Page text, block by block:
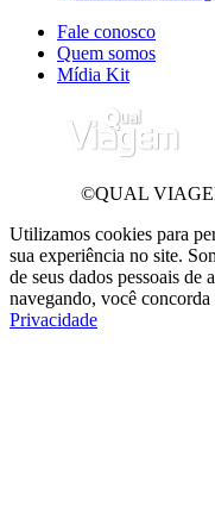
Fale conosco
Quem somos
Mídia Kit
©QUAL
Utilizamos cookies para
sua experiência no site.
de seus dados pessoais
navegando, você concorda
Privacidade